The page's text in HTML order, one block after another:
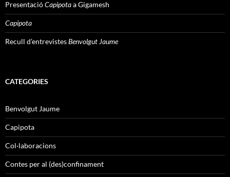
PresentacióCapipotaa Gigamesh
Capipota
Recull d’entrevistesBenvolgut Jaume
CATEGORIES
Benvolgut Jaume
Capipota
Col·laboracions
Contes per al (des)confinament